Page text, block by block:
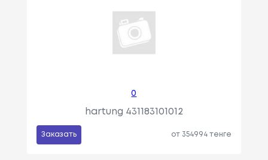
0
hartung 431183101012
Заказать от 354994 тенге